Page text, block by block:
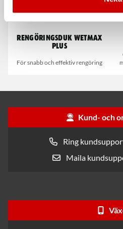
Rengöringsduk Wetmax
Plus
För snabb och effektiv rengöring
Kund- och
Ring
Maila